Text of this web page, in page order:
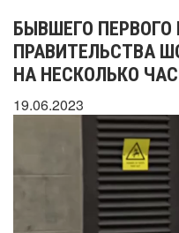
БЫВШЕГО
ПРАВИТЕЛЬСТВА
НА НЕСКОЛЬКО
19.06.2023